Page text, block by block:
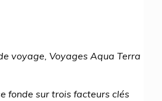
voyage, Voyages Aqua Terra
fonde sur trois facteurs clés